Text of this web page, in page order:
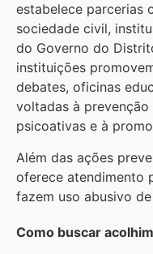
estabelece parcerias
sociedade civil,
do Governo do
instituições
debates, oficinas
voltadas à
psicoativas e à
Além das ações
oferece atendimento
fazem uso abusivo
Como buscar